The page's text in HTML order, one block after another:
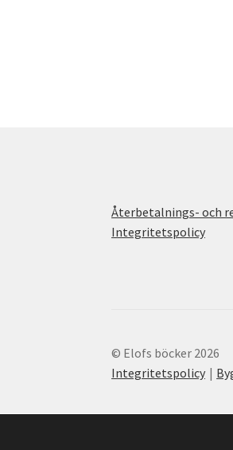
Återbetalnings- och
Integritetspolicy
© Elofs böcker 2026
Integritetspolicy